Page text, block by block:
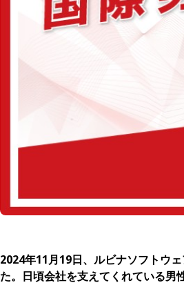
2024年11月19日、ルビナソフトウ
た。日頃会社を支えてくれている男